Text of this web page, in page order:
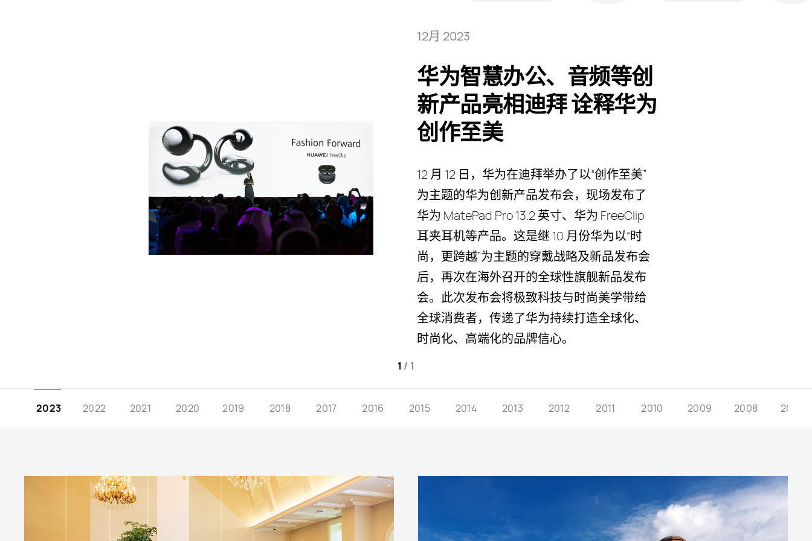
12月 2023
华为智慧办公、音频等创
新产品亮相迪拜 诠释华为
创作至美
12 月 12 日，华为在迪拜举办了以“创作至美”
为主题的华为创新产品发布会，现场发布了
华为 MatePad Pro 13.2 英寸、华为 FreeClip
耳夹耳机等产品。这是继 10 月份华为以“时
尚，更跨越”为主题的穿戴战略及新品发布会
后，再次在海外召开的全球性旗舰新品发布
会。此次发布会将极致科技与时尚美学带给
全球消费者，传递了华为持续打造全球化、
时尚化、高端化的品牌信心。
1 / 1
2023 2022 2021 2020 2019 2018 2017 2016 2015 2014 2013 2012 2011 2010 2009 2008 2007